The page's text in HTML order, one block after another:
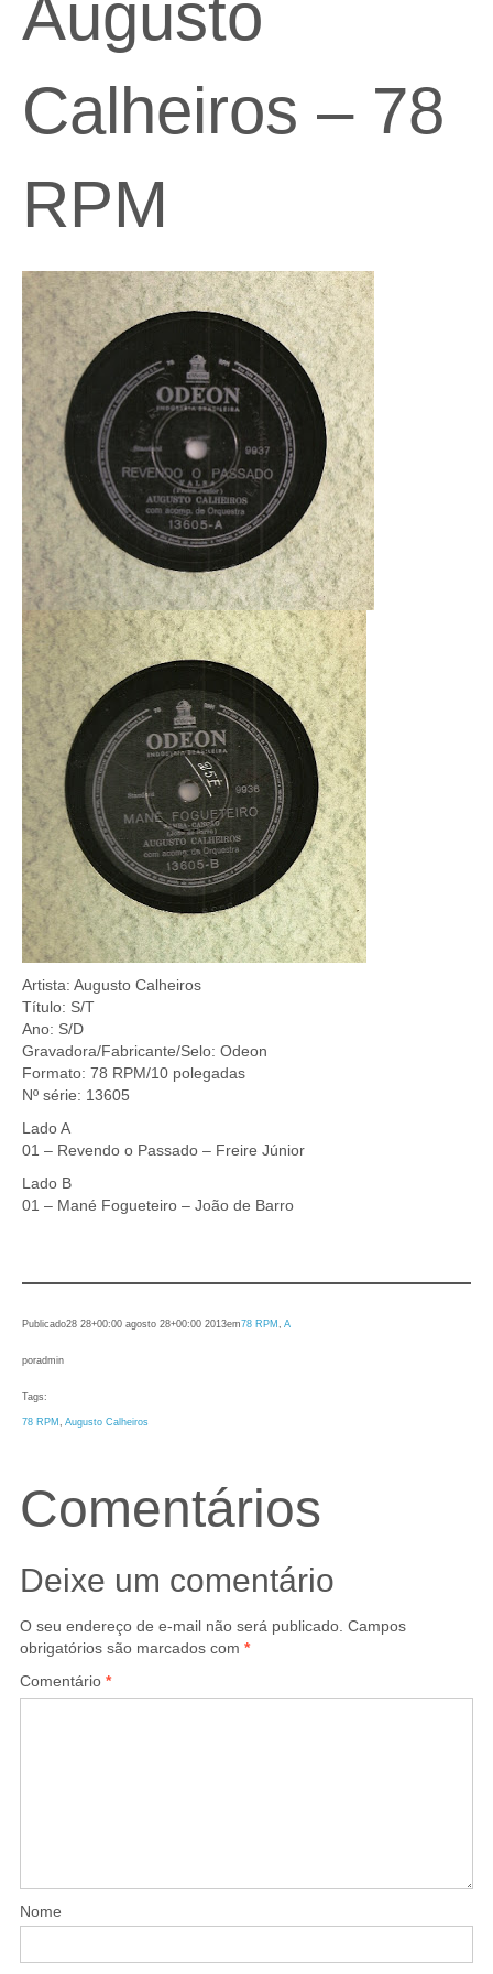
Augusto
Calheiros – 78
RPM
Artista: Augusto Calheiros
Título: S/T
Ano: S/D
Gravadora/Fabricante/Selo: Odeon
Formato: 78 RPM/10 polegadas
Nº série: 13605
Lado A
01 – Revendo o Passado – Freire Júnior
Lado B
01 – Mané Fogueteiro – João de Barro
Publicado28 28+00:00 agosto 28+00:00 2013em78 RPM A
poradmin
Tags:
78 RPM Augusto Calheiros
Comentários
Deixe um comentário
O seu endereço de e-mail não será publicado. Campos
obrigatórios são marcados com *
Comentário *
Nome